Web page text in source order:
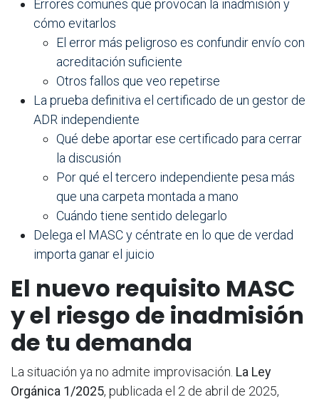
Errores comunes que provocan la inadmisión y
cómo evitarlos
El error más peligroso es confundir envío con
acreditación suficiente
Otros fallos que veo repetirse
La prueba definitiva el certificado de un gestor de
ADR independiente
Qué debe aportar ese certificado para cerrar
la discusión
Por qué el tercero independiente pesa más
que una carpeta montada a mano
Cuándo tiene sentido delegarlo
Delega el MASC y céntrate en lo que de verdad
importa ganar el juicio
El nuevo requisito MASC
y el riesgo de inadmisión
de tu demanda
La situación ya no admite improvisación. La Ley
Orgánica 1/2025, publicada el 2 de abril de 2025,